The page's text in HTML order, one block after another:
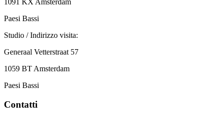
1091 KX Amsterdam
Paesi Bassi
Studio / Indirizzo visita:
Generaal Vetterstraat 57
1059 BT Amsterdam
Paesi Bassi
Contatti